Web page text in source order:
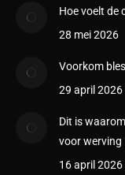
Hoe voelt de
28 mei 2026
Voorkom
29 april 2026
Dit is
voor werving
16 april 2026